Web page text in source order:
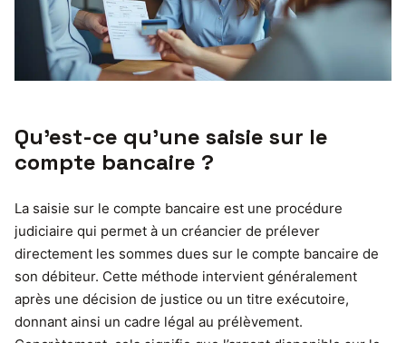
Qu’est-ce qu’une saisie sur le
compte bancaire ?
La saisie sur le compte bancaire est une procédure
judiciaire qui permet à un créancier de prélever
directement les sommes dues sur le compte bancaire de
son débiteur. Cette méthode intervient généralement
après une décision de justice ou un titre exécutoire,
donnant ainsi un cadre légal au prélèvement.